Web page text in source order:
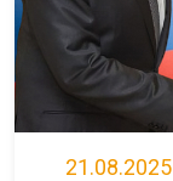
21.08.2025